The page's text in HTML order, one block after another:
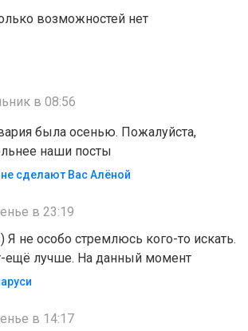
только возможностей нет
в 08:56
была осенью. Пожалуйста,
наши посты
сделают Вас Алëной
в 23:19
Я не особо стремлюсь кого-то искать.
ещё лучше. На данный момент
в 14:17